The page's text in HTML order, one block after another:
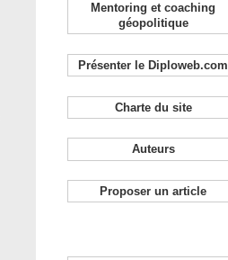
Mentoring et coaching
géopolitique
Présenter le Diploweb.com
Charte du site
Auteurs
Proposer un article